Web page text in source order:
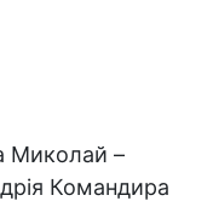
Миколай –
Командира